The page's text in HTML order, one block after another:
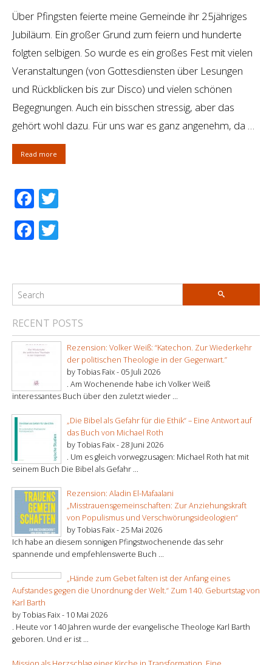
Über Pfingsten feierte meine Gemeinde ihr 25jähriges
Jubiläum. Ein großer Grund zum feiern und hunderte
folgten selbigen. So wurde es ein großes Fest mit vielen
Veranstaltungen (von Gottesdiensten über Lesungen
und Rückblicken bis zur Disco) und vielen schönen
Begegnungen. Auch ein bisschen stressig, aber das
gehört wohl dazu. Für uns war es ganz angenehm, da …
Read more
Facebook
Facebook
RECENT POSTS
Rezension: Volker Weiß: “Katechon. Zur Wiederkehr
der politischen Theologie in der Gegenwart.”
by Tobias Faix - 05 Juli 2026
. Am Wochenende habe ich Volker Weiß
interessantes Buch über den zuletzt wieder ...
„Die Bibel als Gefahr für die Ethik“ – Eine Antwort auf
das Buch von Michael Roth
by Tobias Faix -28 Juni 2026
. Um es gleich vorwegzusagen: Michael Roth hat mit
seinem Buch Die Bibel als Gefahr ...
Rezension: Aladin El-Mafaalani
„Misstrauensgemeinschaften: Zur Anziehungskraft
von Populismus und Verschwörungsideologien“
by Tobias Faix -25 Mai 2026
Ich habe an diesem sonnigen Pfingstwochenende das sehr
spannende und empfehlenswerte Buch ...
„Hände zum Gebet falten ist der Anfang eines
Aufstandes gegen die Unordnung der Welt.“ Zum 140. Geburtstag von
Karl Barth
by Tobias Faix - 10 Mai 2026
. Heute vor 140 Jahren wurde der evangelische Theologe Karl Barth
geboren. Und er ist ...